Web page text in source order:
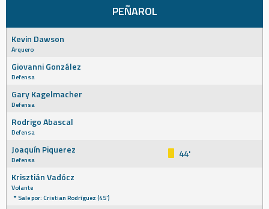
PEÑAROL
Kevin Dawson
Arquero
Giovanni González
Defensa
Gary Kagelmacher
Defensa
Rodrigo Abascal
Defensa
Joaquín Piquerez
Defensa
44'
Krisztián Vadócz
Volante
Sale por: Cristian Rodríguez (45')